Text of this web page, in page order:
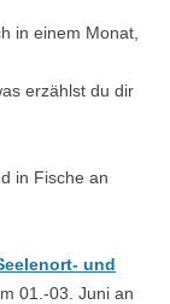
in einem Monat,
erzählst du dir
in Fische an
und
01.-03. Juni an